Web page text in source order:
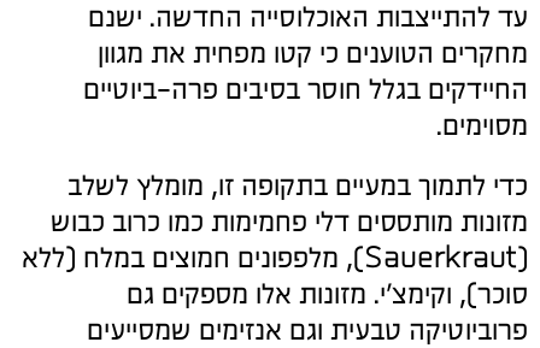
עד להתייצבות האוכלוסייה החדשה. ישנם
מחקרים הטוענים כי קטו מפחית את מגוון
החיידקים בגלל חוסר בסיבים פרה-ביוטיים
מסוימים.
כדי לתמוך במעיים בתקופה זו, מומלץ לשלב
מזונות מותססים דלי פחמימות כמו כרוב כבוש
(Sauerkraut), מלפפונים חמוצים במלח (ללא
סוכר), וקימצ'י. מזונות אלו מספקים גם
פרוביוטיקה טבעית וגם אנזימים שמסייעים